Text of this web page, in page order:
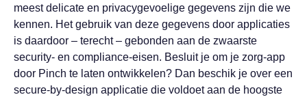
meest delicate en privacygevoelige gegevens zijn die we
kennen. Het gebruik van deze gegevens door applicaties
is daardoor – terecht – gebonden aan de zwaarste
security- en compliance-eisen. Besluit je om je zorg-app
door Pinch te laten ontwikkelen? Dan beschik je over een
secure-by-design applicatie die voldoet aan de hoogste